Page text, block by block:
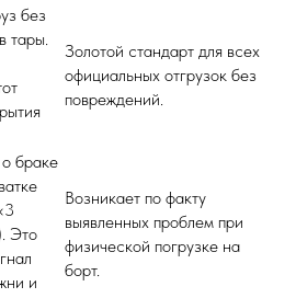
без
тары.
Золотой стандарт для всех
официальных отгрузок без
повреждений.
браке
Это
и
Возникает по факту
выявленных проблем при
физической погрузке на
борт.